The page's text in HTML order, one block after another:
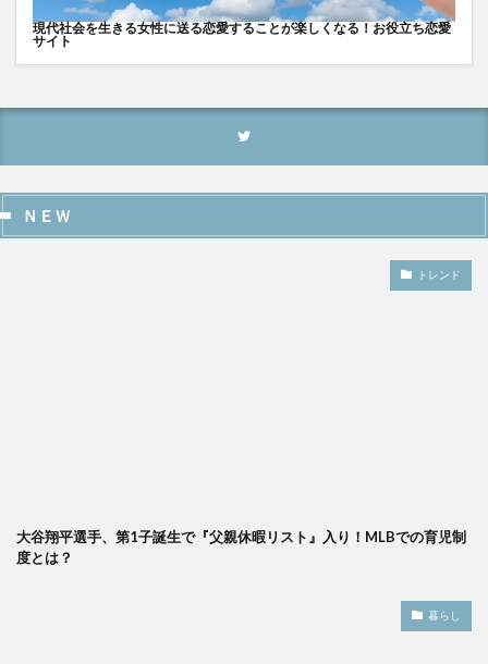
現代社会を生きる女性に送る恋愛することが楽しくなる！お役立ち恋愛
サイト
ＮＥＷ
トレンド
大谷翔平選手、第1子誕生で『父親休暇リスト』入り！MLBでの育児制
度とは？
暮らし